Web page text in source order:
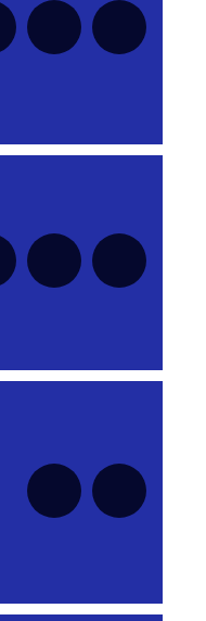
cette série pour
cette série pour